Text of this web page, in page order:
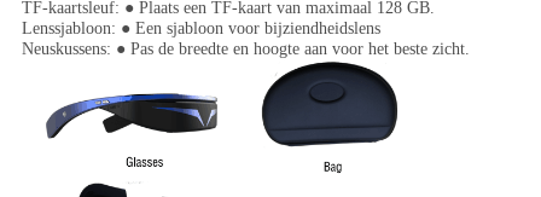
TF-kaartsleuf: ● Plaats een TF-kaart van maximaal 128 GB.
Lenssjabloon: ● Een sjabloon voor bijziendheidslens
Neuskussens: ● Pas de breedte en hoogte aan voor het beste zicht.